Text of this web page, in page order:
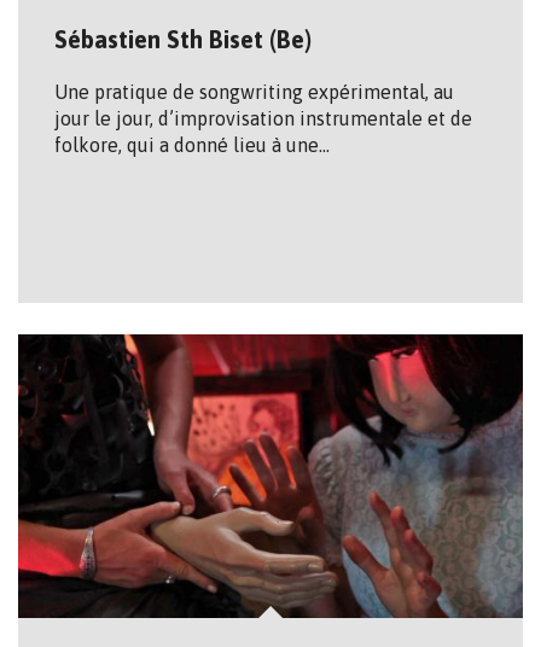
Sébastien Sth Biset (Be)
Une pratique de songwriting expérimental, au
jour le jour, d’improvisation instrumentale et de
folkore, qui a donné lieu à une…